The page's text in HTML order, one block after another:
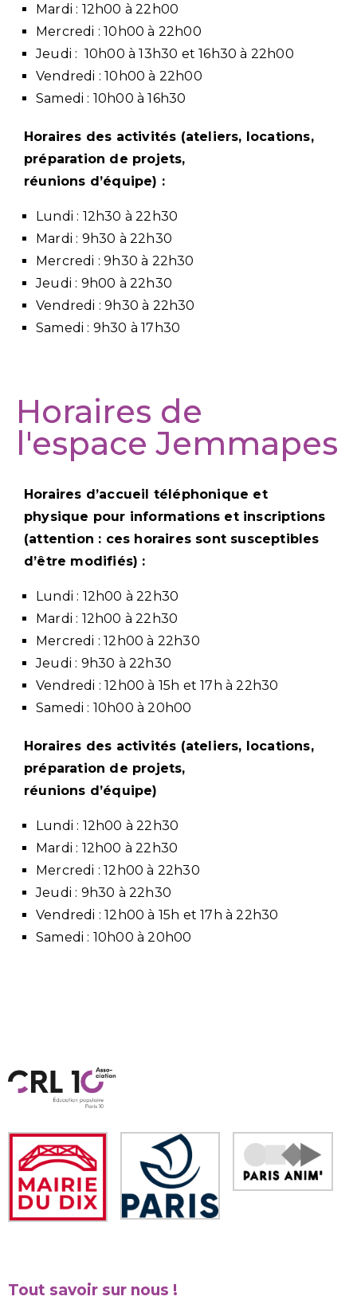
Mardi : 12h00 à 22h00
Mercredi : 10h00 à 22h00
Jeudi : 10h00 à 13h30 et 16h30 à 22h00
Vendredi : 10h00 à 22h00
Samedi : 10h00 à 16h30
Horaires des activités (ateliers, locations,
préparation de projets,
réunions d’équipe) :
Lundi : 12h30 à 22h30
Mardi : 9h30 à 22h30
Mercredi : 9h30 à 22h30
Jeudi : 9h00 à 22h30
Vendredi : 9h30 à 22h30
Samedi : 9h30 à 17h30
Horaires de
l'espace Jemmapes
Horaires d’accueil téléphonique et
physique pour informations et inscriptions
(attention : ces horaires sont susceptibles
d’être modifiés) :
Lundi : 12h00 à 22h30
Mardi : 12h00 à 22h30
Mercredi :12h00 à 22h30
Jeudi : 9 h30 à 22h30
Vendredi :12h00 à 15h et 17h à 22h30
Samedi : 10h00 à 20h00
Horaires des activités (ateliers, locations,
préparation de projets,
réunions d’équipe)
Lundi : 12h00 à 22h30
Mardi : 12h00 à 22h30
Mercredi :12h00 à 22h30
Jeudi : 9 h30 à 22h30
Vendredi :12h00 à 15h et 17h à 22h30
Samedi : 10h00 à 20h00
Tout savoir sur nous !